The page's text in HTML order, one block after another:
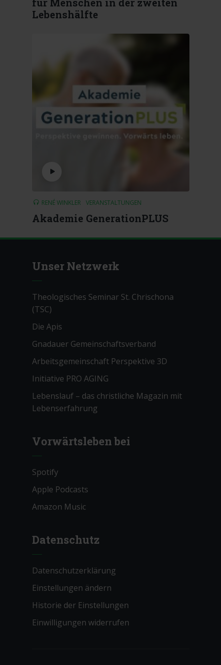
Lebenshälfte
RENÉ WINKLER VERANSTALTUNGEN
Akademie GenerationPLUS
Unser Netzwerk
Theologisches Seminar St. Chrischona
(TSC)
Die Apis
Gnadauer Gemeinschaftsverband
Arbeitsgemeinschaft Perspektive 3D
Initiative PRO AGING
Lebenslauf – das christliche Magazin mit
Lebenserfahrung
Vorwärtsleben bei
Spotify
Apple Podcasts
Amazon Music
Datenschutz
Datenschutzerklärung
Einstellungen ändern
Historie der Einstellungen
Einwilligungen widerrufen